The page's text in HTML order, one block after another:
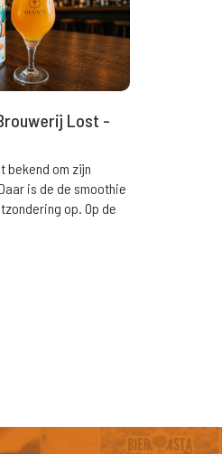
Lost -
bekend om zijn
is de de smoothie
op. Op de